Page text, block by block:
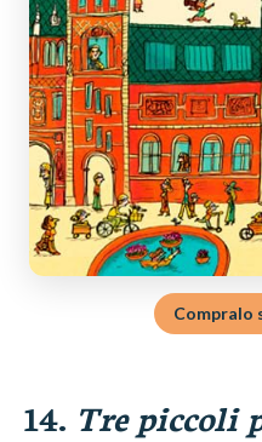
Compralo
14. Tre piccoli